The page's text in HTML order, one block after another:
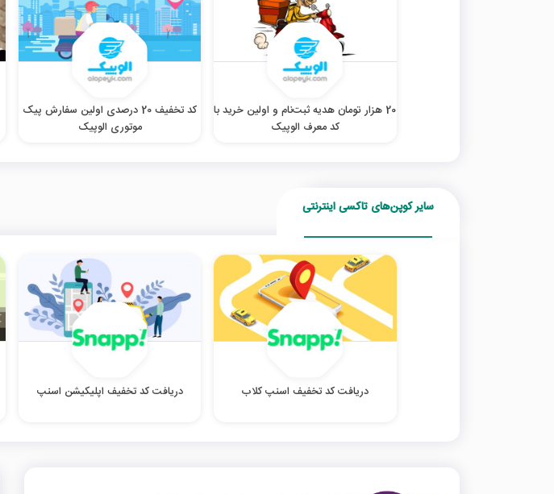
20 هزار تومان هدیه ثبت‌نام و اولین خرید با
کد معرف الوپیک
کد تخفیف 20 درصدی اولین سفارش پیک
موتوری الوپیک
سایر کوپن‌های تاکسی اینترنتی
دریافت کد تخفیف اسنپ کلاب دریافت کد تخفیف اپلیکیشن اسنپ